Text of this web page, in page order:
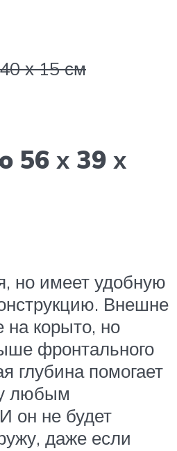
х 15 см
56 х 39 х
но имеет удобную
Внешне
на корыто, но
фронтального
глубина помогает
любым
он не будет
даже если